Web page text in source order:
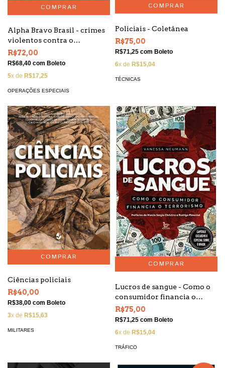
Alpha Bravo Brasil - crimes
violentos contra o
patrimônio - coleção Alpha
Bravo - volume 1
R$72,00
R$68,40 com Boleto
5x de R$17,25
OPERAÇÕES ESPECIAIS
Policiais - Coletânea
R$75,00
R$71,25 com Boleto
6x de R$15,04
TÉCNICAS
Ciências policiais
R$40,00
R$38,00 com Boleto
3x de R$15,63
MILITARES
Lucros de sangue - Como o
consumidor financia o
terrorismo
R$75,00
R$71,25 com Boleto
6x de R$15,04
TRÁFICO